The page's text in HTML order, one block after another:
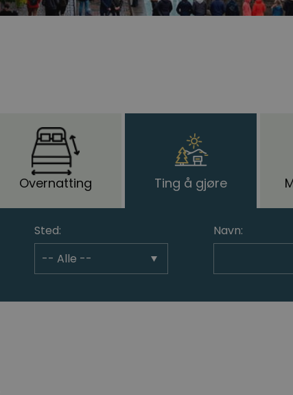
Overnatting Ting å gjøre
Sted: Navn: